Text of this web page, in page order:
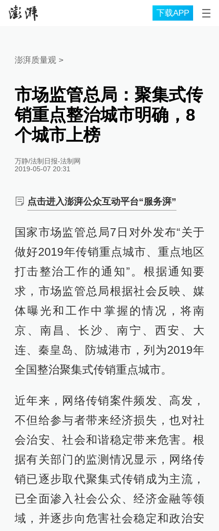
下载APP
澎湃质量观>
市场监管总局：聚集式传
销重点整治城市明确，8
个城市上榜
万静/法制日报-法制网
2019-05-07 20:31
点击进入澎湃公众互动平台“服务湃”
国家市场监管总局7日对外发布“关于
做好2019年传销重点城市、重点地区
打击整治工作的通知”。根据通知要
求，市场监管总局根据社会反映、媒
体曝光和工作中掌握的情况，将南
京、南昌、长沙、南宁、西安、大
连、秦皇岛、防城港市，列为2019年
全国整治聚集式传销重点城市。
近年来，网络传销案件频发、高发，
不但给参与者带来经济损失，也对社
会治安、社会和谐稳定带来危害。根
据有关部门的监测情况显示，网络传
销已逐步取代聚集式传销成为主流，
已全面渗入社会公众、经济金融等领
域，并逐步向危害社会稳定和政治安